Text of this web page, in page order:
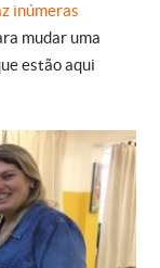
inúmeras
mudar uma
estão aqui